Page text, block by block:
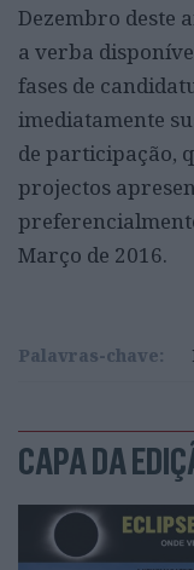
Dezembro deste
a verba
fases de
imediatamente
de participação,
projectos
Março de 2016.
Palavras-chave:
CAPA DA